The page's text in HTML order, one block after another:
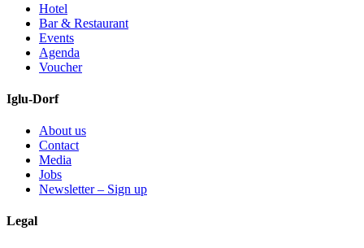
Hotel
Bar & Restaurant
Events
Agenda
Voucher
Iglu-Dorf
About us
Contact
Media
Jobs
Newsletter – Sign up
Legal